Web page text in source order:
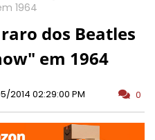
1964
dos Beatles
em 1964
2014 02:29:00 PM 0